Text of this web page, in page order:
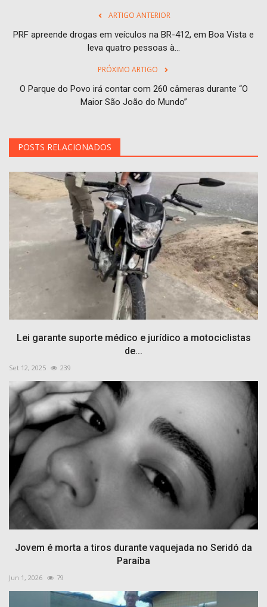
ARTIGO ANTERIOR
PRF apreende drogas em veículos na BR-412, em Boa Vista e
leva quatro pessoas à...
PRÓXIMO ARTIGO
O Parque do Povo irá contar com 260 câmeras durante “O
Maior São João do Mundo”
POSTS RELACIONADOS
Lei garante suporte médico e jurídico a motociclistas
de...
Set 12, 2025 239
Jovem é morta a tiros durante vaquejada no Seridó da
Paraíba
Jun 1, 2026 79